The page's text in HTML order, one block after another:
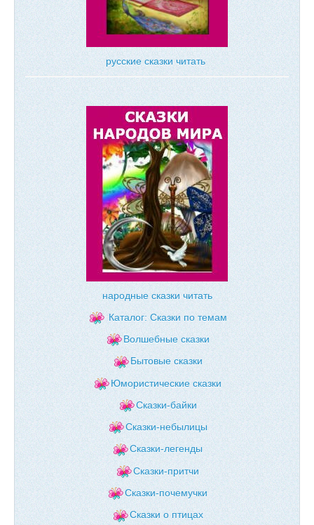
русские сказки читать
народные сказки читать
Каталог: Сказки по темам
Волшебные сказки
Бытовые сказки
Юмористические сказки
Сказки-байки
Сказки-небылицы
Сказки-легенды
Сказки-притчи
Сказки-почемучки
Сказки о птицах